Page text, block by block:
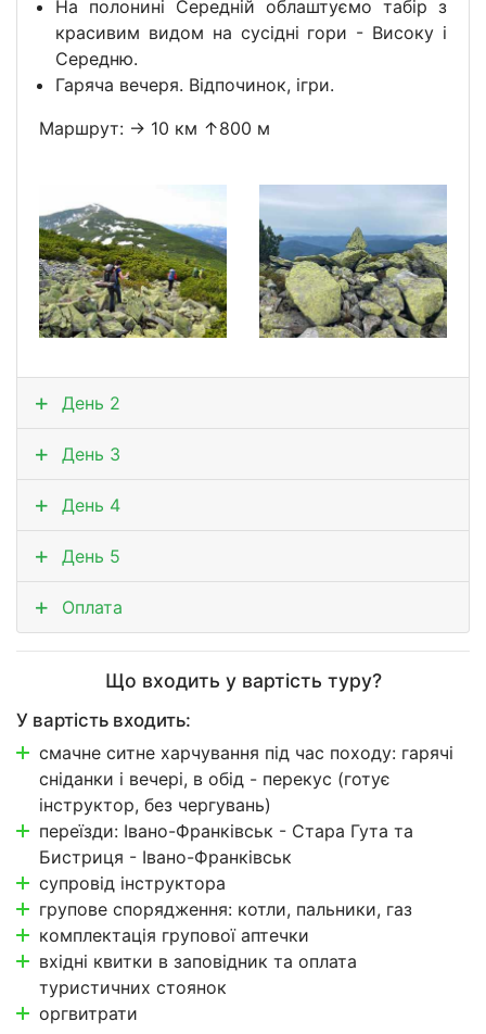
На полонині Середній облаштуємо табір з
красивим видом на сусідні гори - Високу і
Середню.
Гаряча вечеря. Відпочинок, ігри.
Маршрут: → 10 км ↑800 м
День 2
День 3
День 4
День 5
Оплата
Що входить у вартість туру?
У вартість входить:
смачне ситне харчування під час походу: гарячі
сніданки і вечері, в обід - перекус (готує
інструктор, без чергувань)
переїзди: Івано-Франківськ - Стара Гута та
Бистриця - Івано-Франківськ
супровід інструктора
групове спорядження: котли, пальники, газ
комплектація групової аптечки
вхідні квитки в заповідник та оплата
туристичних стоянок
оргвитрати